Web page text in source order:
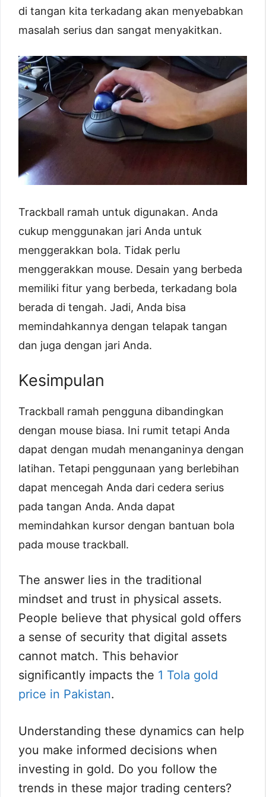
di tangan kita terkadang akan menyebabkan
masalah serius dan sangat menyakitkan.
Trackball ramah untuk digunakan. Anda
cukup menggunakan jari Anda untuk
menggerakkan bola. Tidak perlu
menggerakkan mouse. Desain yang berbeda
memiliki fitur yang berbeda, terkadang bola
berada di tengah. Jadi, Anda bisa
memindahkannya dengan telapak tangan
dan juga dengan jari Anda.
Kesimpulan
Trackball ramah pengguna dibandingkan
dengan mouse biasa. Ini rumit tetapi Anda
dapat dengan mudah menanganinya dengan
latihan. Tetapi penggunaan yang berlebihan
dapat mencegah Anda dari cedera serius
pada tangan Anda. Anda dapat
memindahkan kursor dengan bantuan bola
pada mouse trackball.
The answer lies in the traditional
mindset and trust in physical assets.
People believe that physical gold offers
a sense of security that digital assets
cannot match. This behavior
significantly impacts the 1 Tola gold
price in Pakistan.
Understanding these dynamics can help
you make informed decisions when
investing in gold. Do you follow the
trends in these major trading centers?